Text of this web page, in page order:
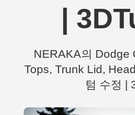
|
NERAKA의
Tops, Trunk Lid,
텀 수정 |